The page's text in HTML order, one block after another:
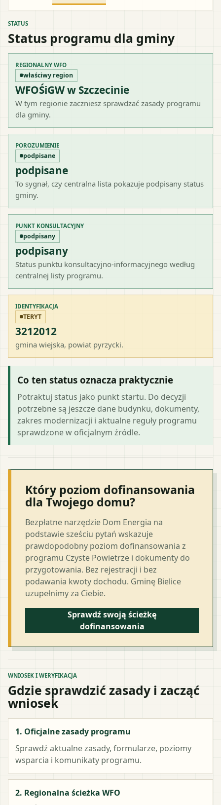
STATUS
Status programu dla gminy
REGIONALNY WFO
właściwy region
WFOŚiGW w Szczecinie
W tym regionie zaczniesz sprawdzać zasady programu
dla gminy.
POROZUMIENIE
podpisane
podpisane
To sygnał, czy centralna lista pokazuje podpisany status
gminy.
PUNKT KONSULTACYJNY
podpisany
podpisany
Status punktu konsultacyjno-informacyjnego według
centralnej listy programu.
IDENTYFIKACJA
TERYT
3212012
gmina wiejska, powiat pyrzycki.
Co ten status oznacza praktycznie
Potraktuj status jako punkt startu. Do decyzji
potrzebne są jeszcze dane budynku, dokumenty,
zakres modernizacji i aktualne reguły programu
sprawdzone w oficjalnym źródle.
Który poziom dofinansowania
dla Twojego domu?
Bezpłatne narzędzie Dom Energia na
podstawie sześciu pytań wskazuje
prawdopodobny poziom dofinansowania z
programu Czyste Powietrze i dokumenty do
przygotowania. Bez rejestracji i bez
podawania kwoty dochodu. Gminę Bielice
uzupełnimy za Ciebie.
Sprawdź swoją ścieżkę
dofinansowania
WNIOSEK I WERYFIKACJA
Gdzie sprawdzić zasady i zacząć
wniosek
1. Oficjalne zasady programu
Sprawdź aktualne zasady, formularze, poziomy
wsparcia i komunikaty programu.
2. Regionalna ścieżka WFO